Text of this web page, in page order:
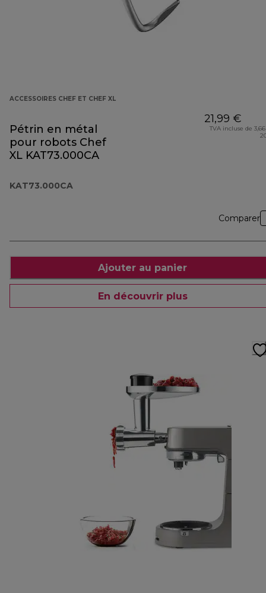
ACCESSOIRES CHEF ET CHEF XL
Pétrin en métal
pour robots Chef
XL KAT73.000CA
KAT73.000CA
21,99 €
TVA incluse de
Comparer
Ajouter au panier
En découvrir plus